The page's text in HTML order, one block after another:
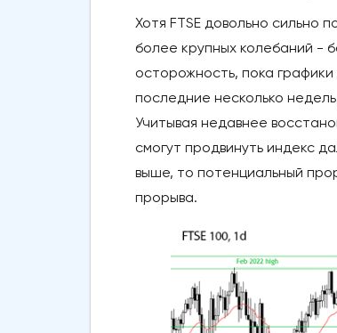
Хотя FTSE довольно сильно
более крупных колебаний -
осторожность, пока
последние несколько
Учитывая недавнее
смогут продвинуть индекс
выше, то потенциальный
прорыва.